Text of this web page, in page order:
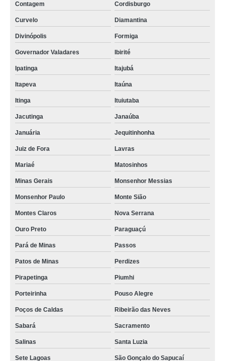
Contagem Cordisburgo
Curvelo Diamantina
Divinópolis Formiga
Governador Valadares Ibirité
Ipatinga Itajubá
Itapeva Itaúna
Itinga Ituiutaba
Jacutinga Janaúba
Januária Jequitinhonha
Juiz de Fora Lavras
Mariaé Matosinhos
Minas Gerais Monsenhor Messias
Monsenhor Paulo Monte Sião
Montes Claros Nova Serrana
Ouro Preto Paraguaçú
Pará de Minas Passos
Patos de Minas Perdizes
Pirapetinga Piumhi
Porteirinha Pouso Alegre
Poços de Caldas Ribeirão das Neves
Sabará Sacramento
Salinas Santa Luzia
Sete Lagoas São Gonçalo do Sapucaí